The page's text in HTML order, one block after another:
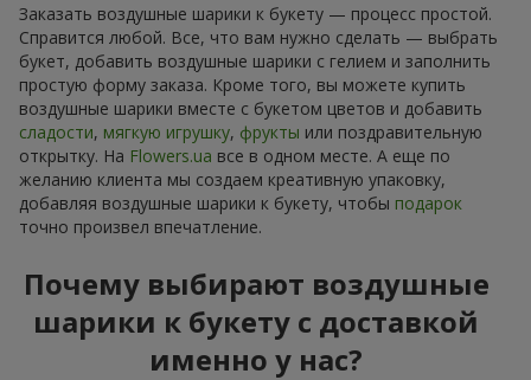
Заказать воздушные шарики к букету — процесс простой.
Справится любой. Все, что вам нужно сделать — выбрать
букет, добавить воздушные шарики с гелием и заполнить
простую форму заказа. Кроме того, вы можете купить
воздушные шарики вместе с букетом цветов и добавить
сладости, мягкую игрушку, фрукты или поздравительную
открытку. На Flowers.ua все в одном месте. А еще по
желанию клиента мы создаем креативную упаковку,
добавляя воздушные шарики к букету, чтобы подарок
точно произвел впечатление.
Почему выбирают воздушные
шарики к букету с доставкой
именно у нас?